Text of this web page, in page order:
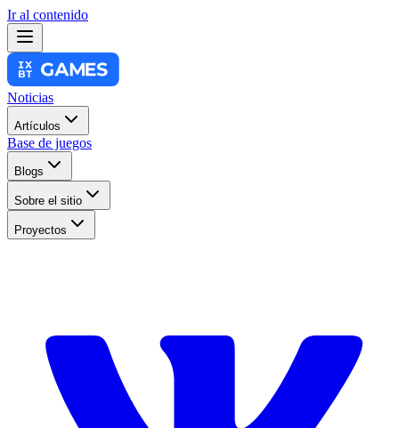
Ir al contenido
Noticias
Artículos
Base de juegos
Blogs
Sobre el sitio
Proyectos